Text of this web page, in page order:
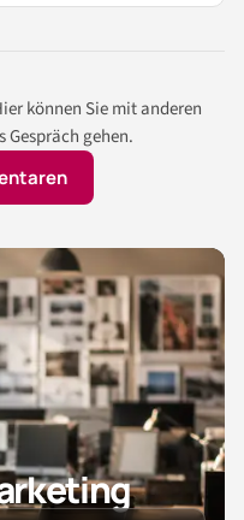
können Sie mit anderen
Gespräch gehen.